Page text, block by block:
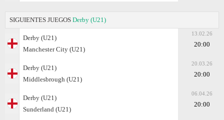
SIGUIENTES JUEGOS Derby (U21)
Derby (U21)
Manchester City (U21)
13.02.26
20:00
Derby (U21)
Middlesbrough (U21)
20.03.26
20:00
Derby (U21)
Sunderland (U21)
06.04.26
20:00